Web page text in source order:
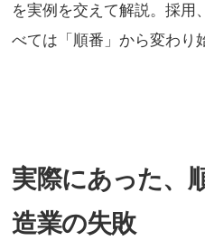
を実例を交えて解説。採
べては「順番」から変わり
実際にあった、
造業の失敗